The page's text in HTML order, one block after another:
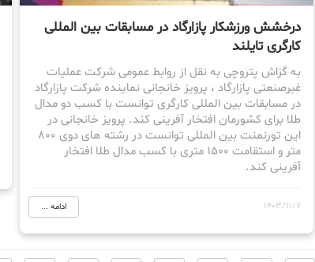
درخشش ورزشکار پازارگاد در مسابقات بین المللی
کارگری تایلند
به گزاش پتروچی به نقل از روابط عمومی شرکت عملیات
غیرصنعتی پازارگاد ، پرویز خانجانی نماینده شرکت پازارگاد
در مسابقات بین المللی کارگری توانست با کسب دو مدال
طلا برای کشورمان افتخار آفرینی کند. پرویز خانجانی در
این تورنمنت بین المللی توانست در رشته های دوی ۸۰۰
متر و استقامت ۱۵۰۰ متری با کسب مدال طلا افتخار
آفرینی کند.
1403/11/7 ادامه ...